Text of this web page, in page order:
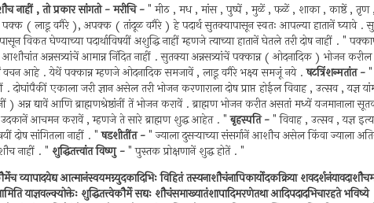
नाहीं , तो प्रकार सांगतो - मरीचि -" मीठ , मध , मांस , पुष्पें , मुळें , फळें , शाका , काष्ठें , तृण
( लाडू वगैरे ), अपक्क ( तांदूळ वगैरे ) हे पदार्थ सुतक्यापासून स्वतः आपल्या हातानें घ्यावे .
विकत घेण्याच्या पदार्थाविषयीं अशुद्धि नाहीं म्हणजे त्याच्या हातानें घेतले तरी दोष नाहीं . "
अन्नसत्र्यांचें आमान्न निंदित नाहीं . सुतक्या अन्नसत्र्यांचें पक्कान्न ( ओदनादिक ) भोजन
वचन आहे . येथें पक्कान्न म्हणजे ओदनादिक समजावें , लाडू वगैरे भक्ष्य समजूं नये .षटत्रिंशन्मतांत -"
दोघांपैकीं एकाला जरी ज्ञान असेल तरी भोजन करणाराला दोष प्राप्त होईल विवाह , उत्सव , यज्ञ
) अन्न द्यावें आणि ब्राह्मणश्रेष्ठांनीं तें भोजन करावें . ब्राह्मण भोजन करीत असतां मध्यें यजमानाला
उदकानें आचमन करावें , म्हणजे ते सारे ब्राह्मण शुद्ध आहेत . "बृहस्पति -" विवाह , उत्सव , यज्ञ
दोष सांगितला नाहीं . "षडशीतींत -" ज्याला दुसर्‍याच्या संसर्गानें आशौच असेल किंवा ज्याला
नाहीं . " शुद्धितत्त्वांत विष्णु -" पुस्तक प्रोक्षणानें शुद्ध होतें . "
व्यापादयेद्य आत्मानंस्वयमग्न्युदकादिभिः विहितं तस्यनाशौचंनापिकार्योदकक्रिया
याज्ञवल्क्योक्तेः शुद्धितत्त्वेकौर्मे सद्यः शौचंसमाख्यातंशापादिमरणेतथा आदिपदादभिचारहते भविष्ये